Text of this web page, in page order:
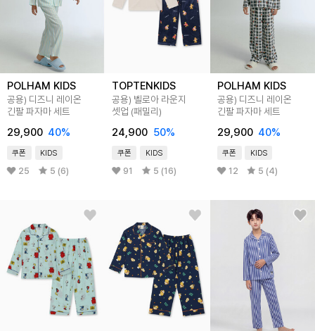
POLHAM KIDS
공용) 디즈니 레이온
긴팔 파자마 세트
29,900 40%
쿠폰 KIDS
25 5 (6)
TOPTENKIDS
공용) 벨로아 라운지
셋업 (패밀리)
24,900 50%
쿠폰 KIDS
91 5 (16)
POLHAM KIDS
공용) 디즈니 레이온
긴팔 파자마 세트
29,900 40%
쿠폰 KIDS
12 5 (4)